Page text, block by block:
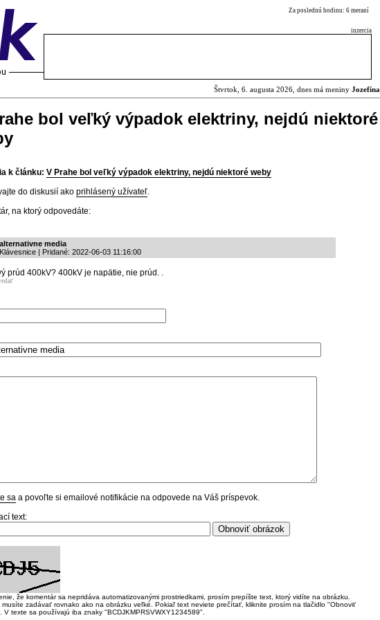
Za poslednú hodinu: 6 meraní
inzercia
Štvrtok, 6. augusta 2026, dnes má meniny Jozefína
bol veľký výpadok elektriny, nejdú niektoré
k článku: V Prahe bol veľký výpadok elektriny, nejdú niektoré weby
do diskusií ako prihlásený užívateľ.
na ktorý odpovedáte:
media
| Pridané: 2022-06-03 11:16:00
prúd 400kV? 400kV je napätie, nie prúd. .
sa a povoľte si emailové notifikácie na odpovede na Váš príspevok.
text:
že komentár sa nepridáva automatizovanými prostriedkami, prosím prepíšte text, ktorý vidíte na obrázku.
musíte zadávať rovnako ako na obrázku veľké. Pokiaľ text neviete prečítať, kliknite prosím na tlačidlo "Obnoviť
V texte sa používajú iba znaky "BCDJKMPRSVWXY1234589".